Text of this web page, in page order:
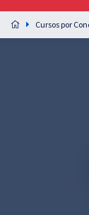
Preparação
residências em
Cursos por